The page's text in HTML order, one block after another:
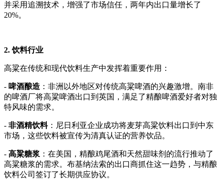
并采用追溯技术，增强了市场信任，两年内出口量增长了
20%。
2. 饮料行业
高粱在传统和现代饮料生产中发挥着重要作用：
- 啤酒酿造 ：非洲以外地区对传统高粱啤酒的兴趣激增。南非
的啤酒厂将高粱啤酒出口到英国，满足了精酿啤酒爱好者对独
特风味的需求。
- 非酒精饮料：尼日利亚企业成功将麦芽高粱饮料出口到中东
市场，这些饮料被宣传为清真认证的营养饮品。
- 高粱糖浆 ：在美国，精酿鸡尾酒和天然甜味剂的流行推动了
高粱糖浆的需求。布基纳法索的出口商抓住这一趋势，与精酿
饮料公司签订了长期供应协议。